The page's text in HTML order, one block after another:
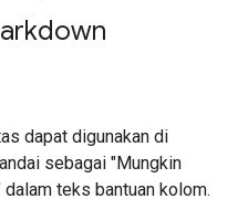
dapat digunakan di
sebagai "Mungkin
teks bantuan kolom.